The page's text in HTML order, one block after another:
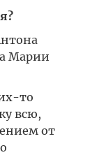
Марии
то
всю,
от